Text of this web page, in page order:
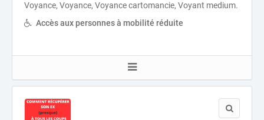
Voyance, Voyance, Voyance cartomancie, Voyant medium.
Accès aux personnes à mobilité réduite